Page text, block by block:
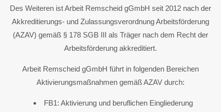
Des Weiteren ist Arbeit Remscheid gGmbH seit 2012 nach der
Akkreditierungs- und Zulassungsverordnung Arbeitsförderung
(AZAV) gemäß § 178 SGB III als Träger nach dem Recht der
Arbeitsförderung akkreditiert.
Arbeit Remscheid gGmbH führt in folgenden Bereichen
Aktivierungsmaßnahmen gemäß AZAV durch:
FB1: Aktivierung und beruflichen Eingliederung